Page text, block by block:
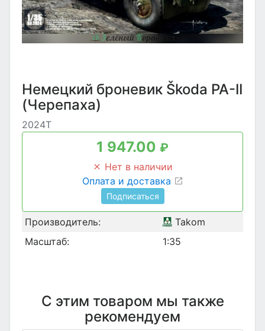
Немецкий броневик Škoda PA-II
(Черепаха)
2024T
1 947.00 ₽
Нет в наличии
Оплата и доставка
Подписаться
Производитель:
Takom
Масштаб:
1:35
С этим товаром мы также
рекомендуем